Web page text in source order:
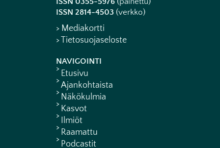
ISSN 2814-4503 (verkko)
> Mediakortti
> Tietosuojaseloste
NAVIGOINTI
Etusivu
Ajankohtaista
Näkökulmia
Kasvot
Ilmiöt
Raamattu
Podcastit